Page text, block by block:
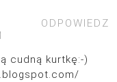
ODPOWIEDZ
cudną kurtkę:-)